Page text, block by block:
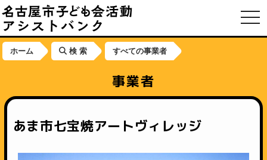
ホーム 検 索 すべての事業者
事業者
あま市七宝焼アートヴィレッジ